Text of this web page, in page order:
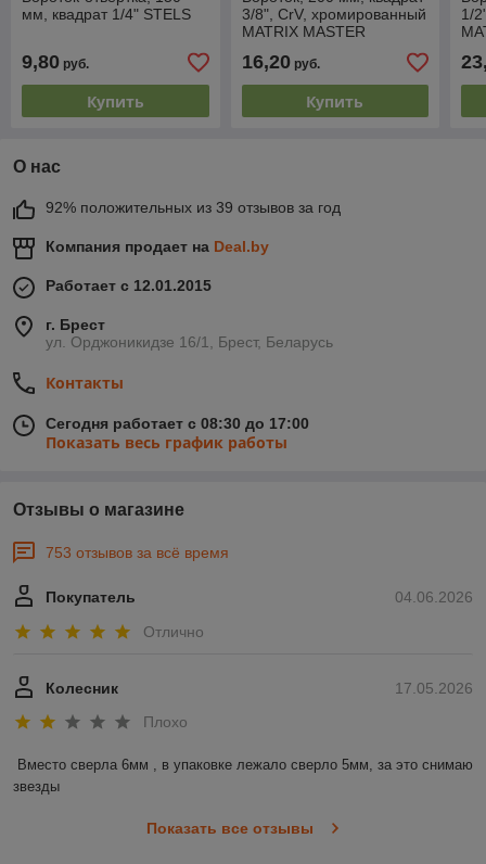
мм, квадрат 1/4" STELS
9,80 руб.
Купить
3/8", CrV, хромированный
MATRIX MASTER
16,20руб.
Купить
1/
О нас
92% положительных из 39 отзывов за год
Компания продает на Deal.by
Работает с 12.01.2015
г. Брест
ул. Орджоникидзе 16/1, Брест, Беларусь
Контакты
Сегодня работает с 08:30 до 17:00
Показать весь график работы
Отзывы о магазине
753 отзывов за всё время
04.06.2026
Покупатель
Отлично
17.05.2026
Колесник
Плохо
Вместо сверла 6мм , в упаковке лежало сверло 5мм, за это снимаю
звезды
Показать все отзывы